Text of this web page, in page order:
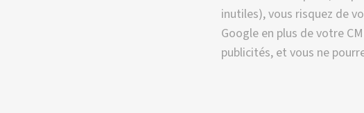
inutiles), vous risquez de
Google en plus de votre
publicités, et vous ne